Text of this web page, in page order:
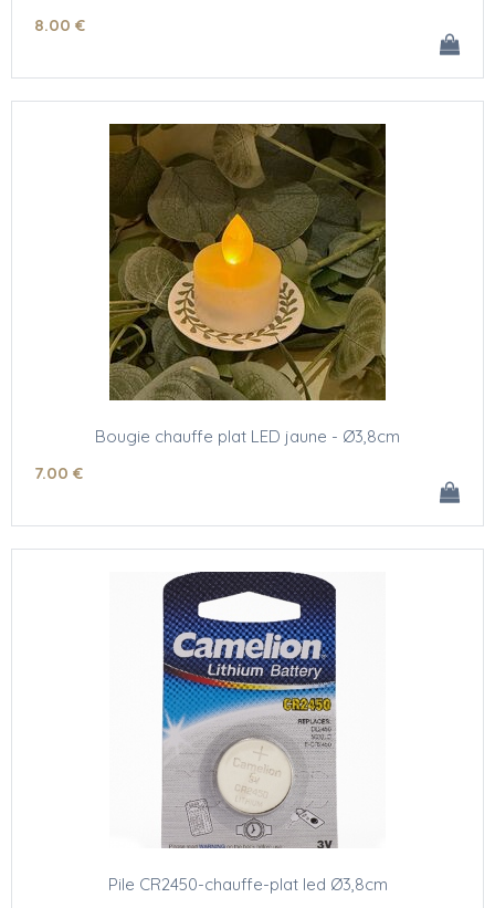
8.00 €
Bougie chauffe plat LED jaune - Ø3,8cm
7.00 €
Pile CR2450-chauffe-plat led Ø3,8cm